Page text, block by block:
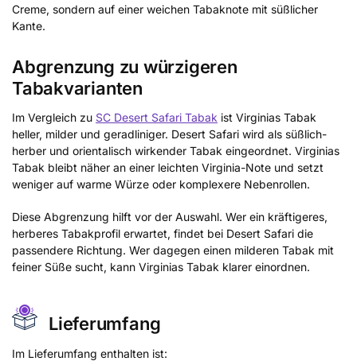
Creme, sondern auf einer weichen Tabaknote mit süßlicher
Kante.
Abgrenzung zu würzigeren
Tabakvarianten
Im Vergleich zu SC Desert Safari Tabak ist Virginias Tabak
heller, milder und geradliniger. Desert Safari wird als süßlich-
herber und orientalisch wirkender Tabak eingeordnet. Virginias
Tabak bleibt näher an einer leichten Virginia-Note und setzt
weniger auf warme Würze oder komplexere Nebenrollen.
Diese Abgrenzung hilft vor der Auswahl. Wer ein kräftigeres,
herberes Tabakprofil erwartet, findet bei Desert Safari die
passendere Richtung. Wer dagegen einen milderen Tabak mit
feiner Süße sucht, kann Virginias Tabak klarer einordnen.
Lieferumfang
Im Lieferumfang enthalten ist: